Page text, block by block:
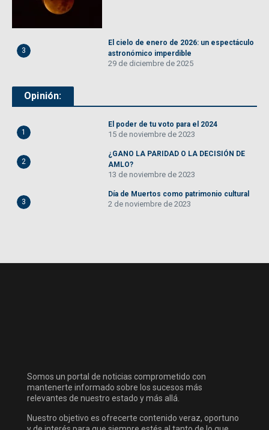
3
El cielo de enero de 2026: un espectáculo
astronómico imperdible
29 de diciembre de 2025
Opinión:
1
El poder de tu voto para el 2024
15 de noviembre de 2023
2
¿GANO LA PARIDAD O LA DECISIÓN DE
AMLO?
13 de noviembre de 2023
3
Día de Muertos como patrimonio cultural
2 de noviembre de 2023
Somos un portal de noticias comprometido con
mantenerte informado sobre los sucesos más
relevantes de nuestro estado y más allá.
Nuestro objetivo es ofrecerte contenido veraz, oportuno